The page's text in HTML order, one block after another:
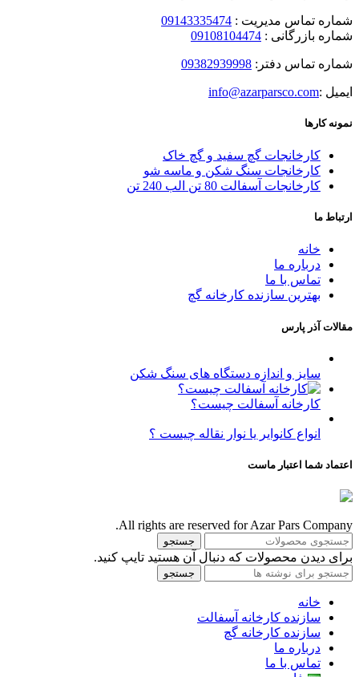
شماره تماس مدیریت : 09143335474
شماره بازرگانی : 09108104474
شماره تماس دفتر: 09382939998
ایمیل :info@azarparsco.com
نمونه کارها
کارخانجات گچ سفید و گچ خاک
کارخانجات سنگ شکن و ماسه شو
کارخانجات آسفالت 80 تن الب 240 تن
ارتباط ما
خانه
درباره ما
تماس با ما
بهترین سازنده کارخانه گچ
مقالات آذر پارس
سایز و اندازه دستگاه های سنگ شکن
کارخانه آسفالت چیست؟
انواع کانوایر یا نوار نقاله چیست ؟
اعتماد شما اعتبار ماست
All rights are reserved for Azar Pars Company.
جستجو
برای دیدن محصولات که دنبال آن هستید تایپ کنید.
جستجو
خانه
سازنده کارخانه آسفالت
سازنده کارخانه گچ
درباره ما
تماس با ما